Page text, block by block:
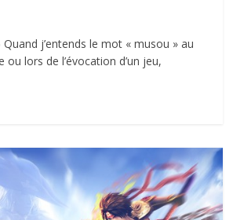
j’entends le mot « musou » au
ou lors de l’évocation d’un jeu,